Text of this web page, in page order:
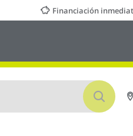
Financiación
Buscar